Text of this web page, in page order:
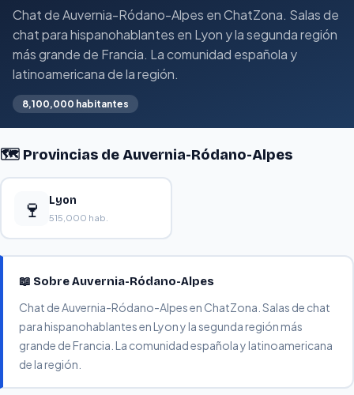
Chat de Auvernia-Ródano-Alpes en ChatZona. Salas de
chat para hispanohablantes en Lyon y la segunda región
más grande de Francia. La comunidad española y
latinoamericana de la región.
8,100,000 habitantes
🗺️ Provincias de Auvernia-Ródano-Alpes
🍷 Lyon
515,000 hab.
📖 Sobre Auvernia-Ródano-Alpes
Chat de Auvernia-Ródano-Alpes en ChatZona. Salas de chat
para hispanohablantes en Lyon y la segunda región más
grande de Francia. La comunidad española y latinoamericana
de la región.